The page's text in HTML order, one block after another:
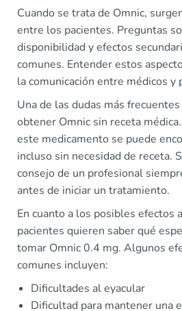
Cuando se trata de Omnic,
entre los pacientes. Preguntas
disponibilidad y efectos
comunes. Entender estos
la comunicación entre médicos y
Una de las dudas más
obtener Omnic sin receta
este medicamento se puede
incluso sin necesidad de receta.
consejo de un profesional
antes de iniciar un tratamiento.
En cuanto a los posibles efectos
pacientes quieren saber qué
tomar Omnic 0.4 mg. Algunos
comunes incluyen:
Dificultades al eyacular
Dificultad para mantener una